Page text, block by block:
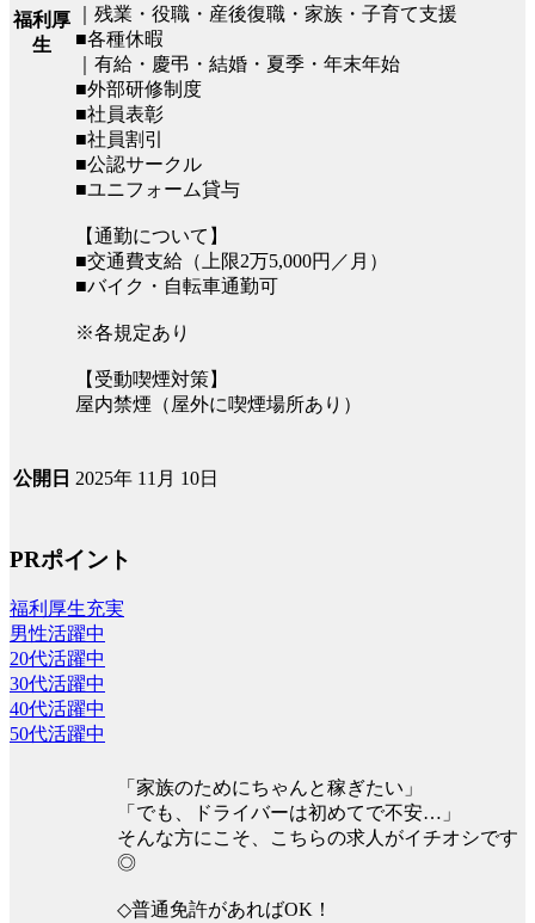
福利厚
生
｜残業・役職・産後復職・家族・子育て支援
■各種休暇
｜有給・慶弔・結婚・夏季・年末年始
■外部研修制度
■社員表彰
■社員割引
■公認サークル
■ユニフォーム貸与
【通勤について】
■交通費支給（上限2万5,000円／月）
■バイク・自転車通勤可
※各規定あり
【受動喫煙対策】
屋内禁煙（屋外に喫煙場所あり）
公開日 2025年 11月 10日
PRポイント
福利厚生充実
男性活躍中
20代活躍中
30代活躍中
40代活躍中
50代活躍中
「家族のためにちゃんと稼ぎたい」
「でも、ドライバーは初めてで不安…」
そんな方にこそ、こちらの求人がイチオシです
◎
◇普通免許があればOK！